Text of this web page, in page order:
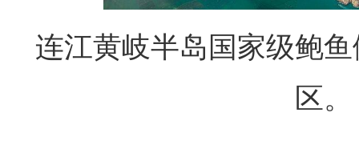
连江黄岐半岛国家级鲍
区。